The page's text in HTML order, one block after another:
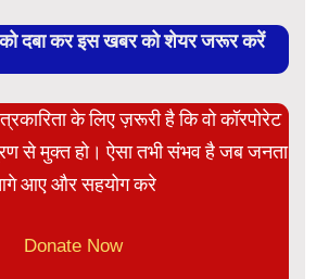
दबा कर इस खबर को शेयर जरूर करें
के लिए ज़रूरी है कि वो कॉरपोरेट
से मुक्त हो। ऐसा तभी संभव है जब जनता
आए और सहयोग करे
Donate Now